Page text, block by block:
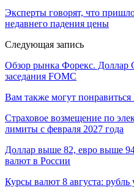
Эксперты говорят, что
недавнего падения цены
Следующая запись
Обзор рынка Форекс.
заседания FOMC
Вам также могут понравиться
Страховое возмещение по
лимиты с февраля 2027 года
Доллар выше 82, евро выше
валют в России
Курсы валют 8 августа: рубль